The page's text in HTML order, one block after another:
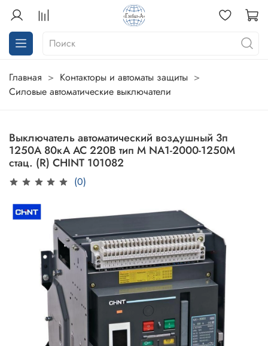
Главная
Контакторы и автоматы защиты
Силовые автоматические выключатели
Выключатель автоматический воздушный 3п
1250А 80кА AC 220В тип М NA1-2000-1250M
стац. (R) CHINT 101082
(0)